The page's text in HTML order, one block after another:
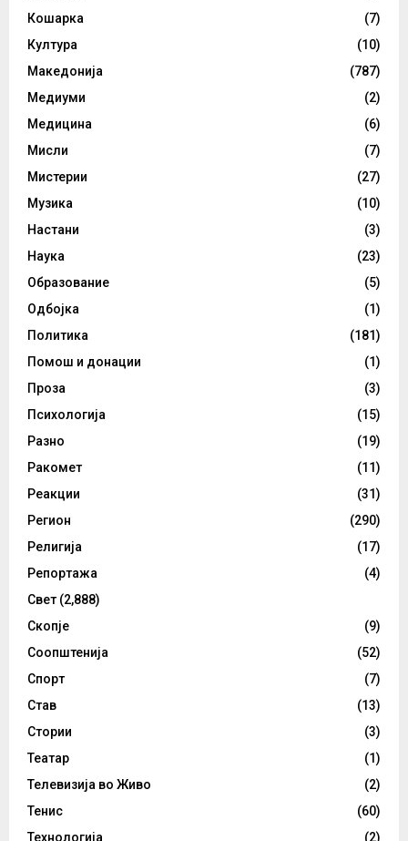
Кошарка
(7)
Култура
(10)
Македонија
(787)
Медиуми
(2)
Медицина
(6)
Мисли
(7)
Мистерии
(27)
Музика
(10)
Настани
(3)
Наука
(23)
Образование
(5)
Одбојка
(1)
Политика
(181)
Помош и донации
(1)
Проза
(3)
Психологија
(15)
Разно
(19)
Ракомет
(11)
Реакции
(31)
Регион
(290)
Религија
(17)
Репортажа
(4)
Свет (2,888)
Скопје
(9)
Соопштенија
(52)
Спорт
(7)
Став
(13)
Стории
(3)
Театар
(1)
Телевизија во Живо
(2)
Тенис
(60)
Технологија
(2)